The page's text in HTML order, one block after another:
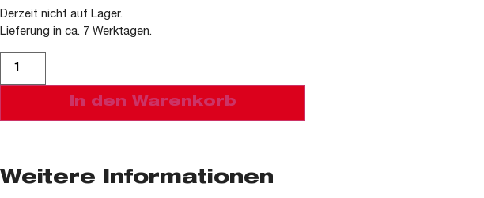
Derzeit nicht auf Lager.
Lieferung in ca. 7 Werktagen.
In den Warenkorb
Weitere Informationen